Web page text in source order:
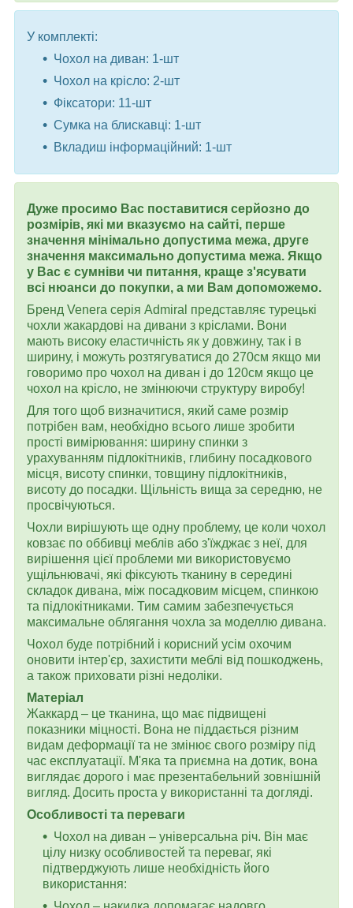
У комплекті:
Чохол на диван: 1-шт
Чохол на крісло: 2-шт
Фіксатори: 11-шт
Сумка на блискавці: 1-шт
Вкладиш інформаційний: 1-шт
Дуже просимо Вас поставитися серйозно до
розмірів, які ми вказуємо на сайті, перше
значення мінімально допустима межа, друге
значення максимально допустима межа. Якщо
у Вас є сумніви чи питання, краще з'ясувати
всі нюанси до покупки, а ми Вам допоможемо.
Бренд Venera серія Admiral представляє турецькі
чохли жакардові на дивани з кріслами. Вони
мають високу еластичність як у довжину, так і в
ширину, і можуть розтягуватися до 270см якщо ми
говоримо про чохол на диван і до 120см якщо це
чохол на крісло, не змінюючи структуру виробу!
Для того щоб визначитися, який саме розмір
потрібен вам, необхідно всього лише зробити
прості вимірювання: ширину спинки з
урахуванням підлокітників, глибину посадкового
місця, висоту спинки, товщину підлокітників,
висоту до посадки. Щільність вища за середню, не
просвічуються.
Чохли вирішують ще одну проблему, це коли чохол
ковзає по оббивці меблів або з'їжджає з неї, для
вирішення цієї проблеми ми використовуємо
ущільнювачі, які фіксують тканину в середині
складок дивана, між посадковим місцем, спинкою
та підлокітниками. Тим самим забезпечується
максимальне облягання чохла за моделлю дивана.
Чохол буде потрібний і корисний усім охочим
оновити інтер'єр, захистити меблі від пошкоджень,
а також приховати різні недоліки.
Матеріал
Жаккард – це тканина, що має підвищені
показники міцності. Вона не піддається різним
видам деформації та не змінює свого розміру під
час експлуатації. М'яка та приємна на дотик, вона
виглядає дорого і має презентабельний зовнішній
вигляд. Досить проста у використанні та догляді.
Особливості та переваги
Чохол на диван – універсальна річ. Він має
цілу низку особливостей та переваг, які
підтверджують лише необхідність його
використання: